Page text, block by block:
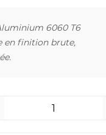
6060 T6
en finition brute,